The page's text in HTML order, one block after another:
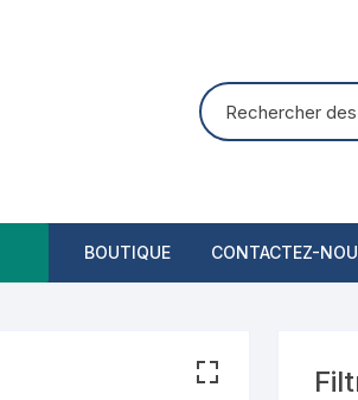
BOUTIQUE CONTACTEZ-